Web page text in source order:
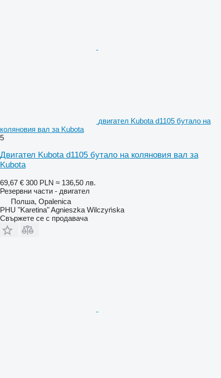
двигател Kubota d1105 бутало на
коляновия вал за Kubota
5
Двигател Kubota d1105 бутало на коляновия вал за
Kubota
69,67 € 300 PLN ≈ 136,50 лв.
Резервни части - двигател
Полша, Opalenica
PHU "Karetina" Agnieszka Wilczyńska
Свържете се с продавача